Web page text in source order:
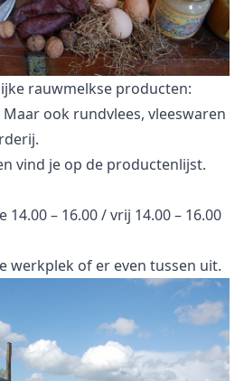
rauwmelkse producten:
Maar ook rundvlees, vleeswaren
vind je op de productenlijst.
14.00 – 16.00 / vrij 14.00 – 16.00
werkplek of er even tussen uit.